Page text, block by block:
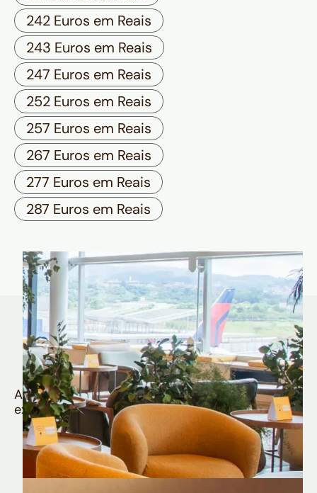
242 Euros em Reais
243 Euros em Reais
247 Euros em Reais
252 Euros em Reais
257 Euros em Reais
267 Euros em Reais
277 Euros em Reais
287 Euros em Reais
Quem é Nomad tem
muito mais
Aproveite todos os benefícios e vantagens
exclusivas da sua Conta Internacional